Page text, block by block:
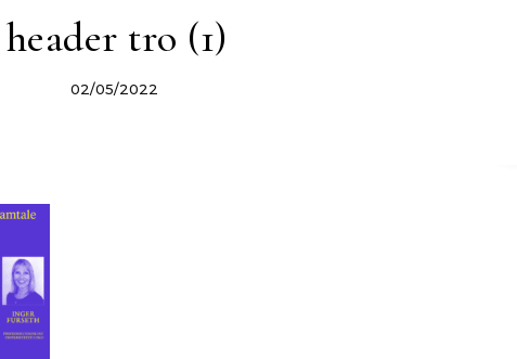
header tro (1)
02/05/2022